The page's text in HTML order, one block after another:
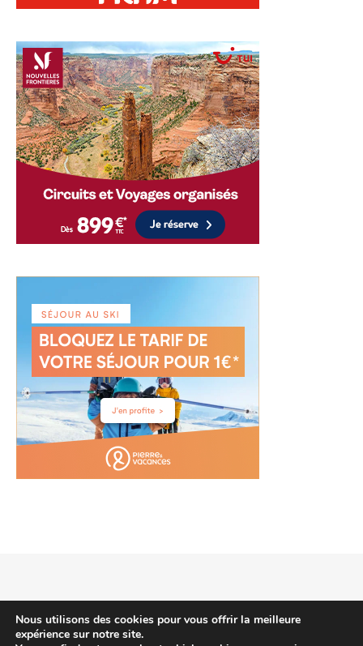
2026 voyagehotels.info © | Thème Bard par WP Royal
Nous utilisons des cookies pour vous offrir la meilleure
expérience sur notre site.